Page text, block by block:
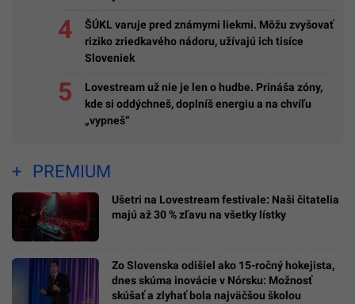
ŠÚKL varuje pred známymi liekmi. Môžu zvyšovať
riziko zriedkavého nádoru, užívajú ich tisíce
Sloveniek
Lovestream už nie je len o hudbe. Prináša zóny,
kde si oddýchneš, doplníš energiu a na chvíľu
„vypneš“
PREMIUM
Ušetri na Lovestream festivale: Naši čitatelia
majú až 30 % zľavu na všetky lístky
Zo Slovenska odišiel ako 15-ročný hokejista,
dnes skúma inovácie v Nórsku: Možnosť
skúšať a zlyhať bola najväčšou školou